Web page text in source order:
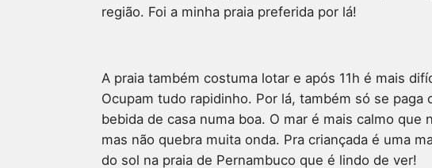
região. Foi a minha praia preferida por lá!
A praia também costuma lotar e após 11h é mais
Ocupam tudo rapidinho. Por lá, também só se
bebida de casa numa boa. O mar é mais calmo que
mas não quebra muita onda. Pra criançada é uma
do sol na praia de Pernambuco que é lindo de ver!